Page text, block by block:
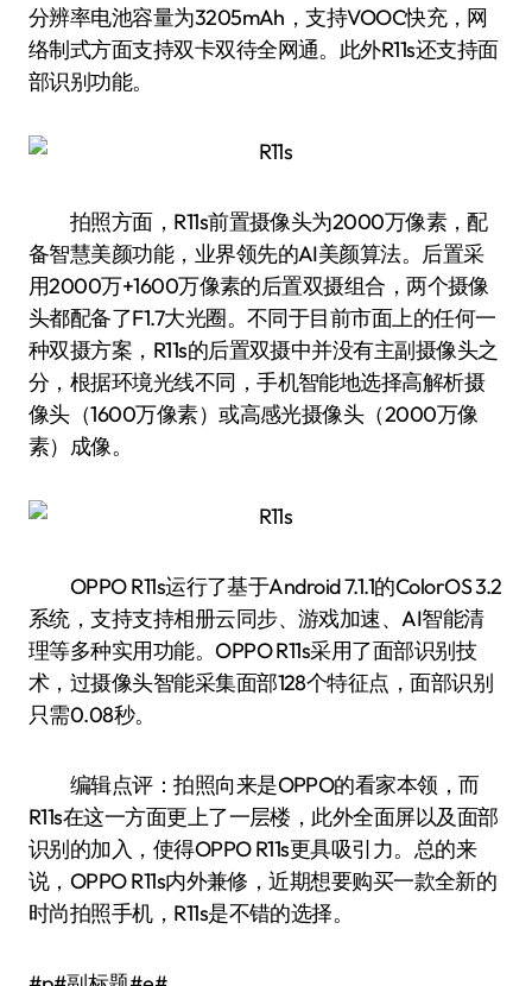
分辨率电池容量为3205mAh，支持VOOC快充，网
络制式方面支持双卡双待全网通。此外R11s还支持面
部识别功能。
拍照方面，R11s前置摄像头为2000万像素，配
备智慧美颜功能，业界领先的AI美颜算法。后置采
用2000万+1600万像素的后置双摄组合，两个摄像
头都配备了F1.7大光圈。不同于目前市面上的任何一
种双摄方案，R11s的后置双摄中并没有主副摄像头之
分，根据环境光线不同，手机智能地选择高解析摄
像头（1600万像素）或高感光摄像头（2000万像
素）成像。
OPPO R11s运行了基于Android 7.1.1的ColorOS 3.2
系统，支持支持相册云同步、游戏加速、AI智能清
理等多种实用功能。OPPO R11s采用了面部识别技
术，过摄像头智能采集面部128个特征点，面部识别
只需0.08秒。
编辑点评：拍照向来是OPPO的看家本领，而
R11s在这一方面更上了一层楼，此外全面屏以及面部
识别的加入，使得OPPO R11s更具吸引力。总的来
说，OPPO R11s内外兼修，近期想要购买一款全新的
时尚拍照手机，R11s是不错的选择。